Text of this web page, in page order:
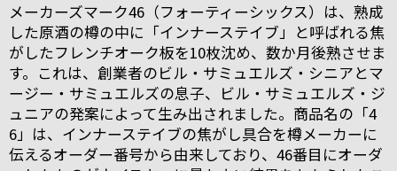
メーカーズマーク46（フォーティーシックス）は、熟成
した原酒の樽の中に「インナーステイブ」と呼ばれる焦
がしたフレンチオーク板を10枚沈め、数か月後熟させま
す。これは、創業者のビル・サミュエルズ・シニアとマ
ージー・サミュエルズの息子、ビル・サミュエルズ・ジ
ュニアの発案によって生み出されました。商品名の「4
6」は、インナーステイブの焦がし具合を樽メーカーに
伝えるオーダー番号から由来しており、46番目にオーダ